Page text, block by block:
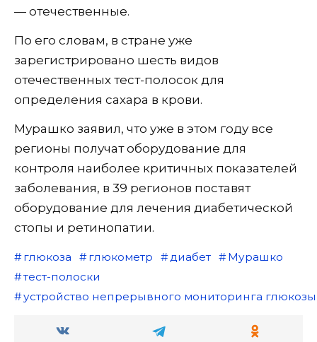
— отечественные.
По его словам, в стране уже
зарегистрировано шесть видов
отечественных тест-полосок для
определения сахара в крови.
Мурашко заявил, что уже в этом году все
регионы получат оборудование для
контроля наиболее критичных показателей
заболевания, в 39 регионов поставят
оборудование для лечения диабетической
стопы и ретинопатии.
глюкоза глюкометр диабет
Мурашко
тест-полоски
устройство непрерывного мониторинга глюкозы